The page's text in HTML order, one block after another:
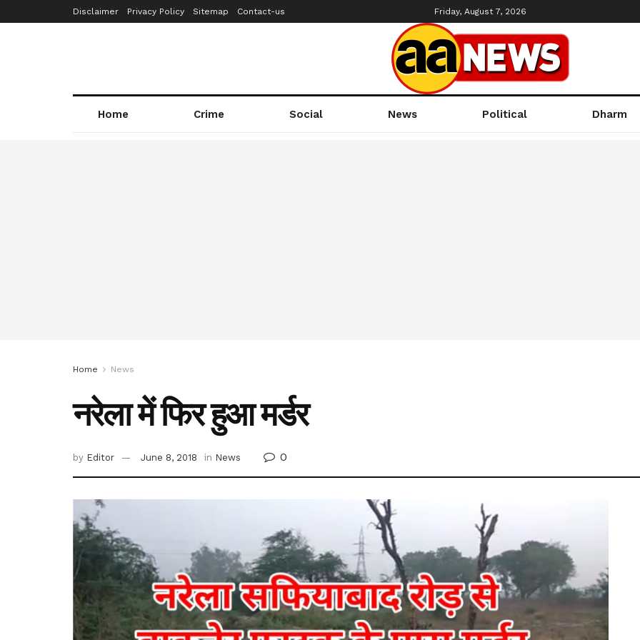
Disclaimer Privacy Policy Sitemap Contact-us Friday, August 7, 2026
Home Crime Social News Political Dharm
Home News
नरेला में फिर हुआ मर्डर
by Editor June 8, 2018 in News 0